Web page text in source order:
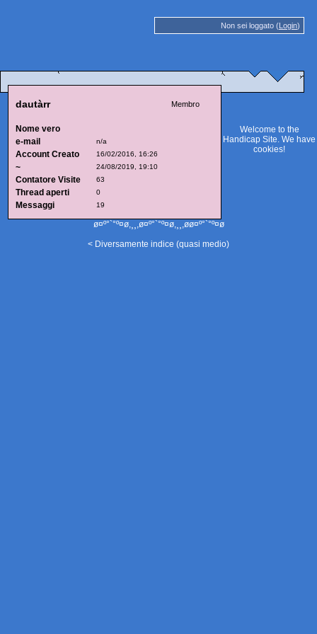
Non sei loggato (Login)
dautàrr Membro
Nome vero
e-mail
n/a
Account Creato 16/02/2016, 16:26
~ 24/08/2019, 19:10
Contatore Visite 63
Thread aperti 0
Messaggi 19
Welcome to the
Handicap Site. We have
cookies!
ø¤º°`°º¤ø,¸¸,ø¤º°`°º¤ø,¸¸,øø¤º°`°º¤ø
< Diversamente indice (quasi medio)